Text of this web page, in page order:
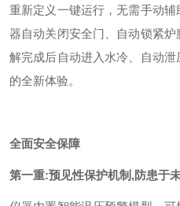
重新定义一键运行，无需手动辅助
器自动关闭安全门、自动锁紧炉
解完成后自动进入水冷、自动泄
的全新体验。
全面安全保障
第一重:预见性保护机制 ,防患于